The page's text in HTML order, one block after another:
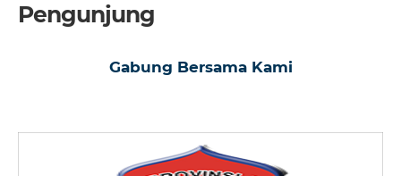
Pengunjung
Gabung Bersama Kami